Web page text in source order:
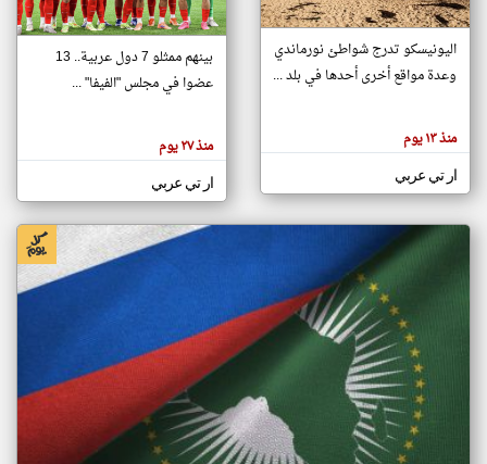
تغيير الدولة
اخبار جزر القمر على مدار الساعة
أهم اخبار جزر القمر العاجلة والمباشرة
هنا عن
وجهة
كاتبيها.
اليونيسكو تدرج شواطئ نورماندي
وعدة مواقع أخرى أحدها في بلد ...
منذ ١٣ يوم
ار تي عربي
بينهم ممثلو 7 دول عربية.. 13
عضوا في مجلس "الفيفا" ...
منذ ٢٧ يوم
ار تي عربي
klyoum.com